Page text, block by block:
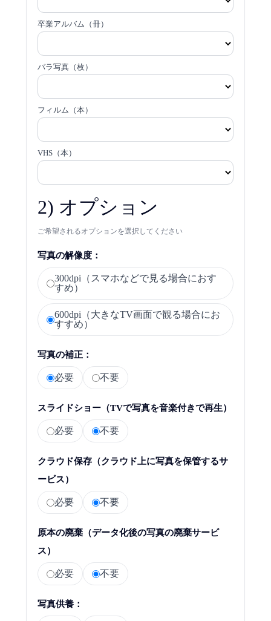
卒業アルバム（冊）
バラ写真（枚）
フィルム（本）
VHS（本）
2) オプション
ご希望されるオプションを選択してください
写真の解像度：
300dpi（スマホなどで見る場合におす
すめ）
600dpi（大きなTV画面で観る場合にお
すすめ）
写真の補正：
必要 不要
スライドショー（TVで写真を音楽付きで再生）
必要 不要
クラウド保存（クラウド上に写真を保管するサ
ービス）
必要 不要
原本の廃棄（データ化後の写真の廃棄サービ
ス）
必要 不要
写真供養：